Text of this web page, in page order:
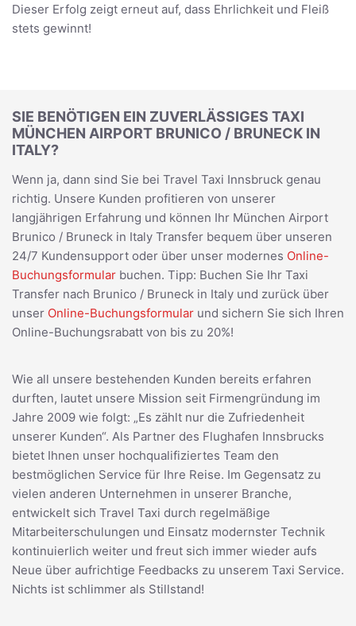
Dieser Erfolg zeigt erneut auf, dass Ehrlichkeit und Fleiß
stets gewinnt!
SIE BENÖTIGEN EIN ZUVERLÄSSIGES TAXI
MÜNCHEN AIRPORT BRUNICO / BRUNECK IN
ITALY?
Wenn ja, dann sind Sie bei Travel Taxi Innsbruck genau
richtig. Unsere Kunden profitieren von unserer
langjährigen Erfahrung und können Ihr München Airport
Brunico / Bruneck in Italy Transfer bequem über unseren
24/7 Kundensupport oder über unser modernes Online-
Buchungsformular buchen. Tipp: Buchen Sie Ihr Taxi
Transfer nach Brunico / Bruneck in Italy und zurück über
unser Online-Buchungsformular und sichern Sie sich Ihren
Online-Buchungsrabatt von bis zu 20%!
Wie all unsere bestehenden Kunden bereits erfahren
durften, lautet unsere Mission seit Firmengründung im
Jahre 2009 wie folgt: „Es zählt nur die Zufriedenheit
unserer Kunden“. Als Partner des Flughafen Innsbrucks
bietet Ihnen unser hochqualifiziertes Team den
bestmöglichen Service für Ihre Reise. Im Gegensatz zu
vielen anderen Unternehmen in unserer Branche,
entwickelt sich Travel Taxi durch regelmäßige
Mitarbeiterschulungen und Einsatz modernster Technik
kontinuierlich weiter und freut sich immer wieder aufs
Neue über aufrichtige Feedbacks zu unserem Taxi Service.
Nichts ist schlimmer als Stillstand!